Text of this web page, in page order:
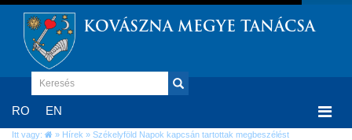
KOVÁSZNA MEGYE TANÁCSA
RO EN
Itt vagy: » Hírek » Székelyföld Napok kapcsán tartottak megbeszélést